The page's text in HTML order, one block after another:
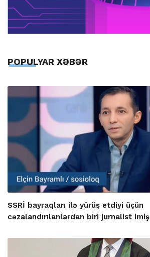
POPULYAR XƏBƏR
SSRİ bayraqları ilə yürüş etdiyi üçün
cəzalandırılanlardan biri jurnalist imiş